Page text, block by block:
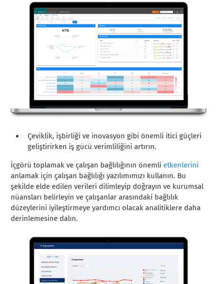
Çeviklik, işbirliği ve inovasyon gibi önemli itici güçleri
geliştirirken iş gücü verimliliğini artırın.
İçgörü toplamak ve çalışan bağlılığının önemli etkenlerini
anlamak için çalışan bağlılığı yazılımımızı kullanın. Bu
şekilde elde edilen verileri dilimleyip doğrayın ve kurumsal
nüansları belirleyin ve çalışanlar arasındaki bağlılık
düzeylerini iyileştirmeye yardımcı olacak analitiklere daha
derinlemesine dalın.